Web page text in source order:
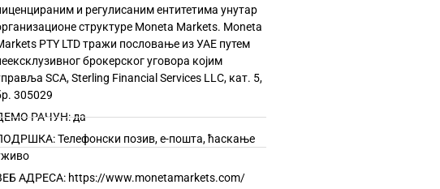
и регулисаним ентитетима унутар
структуре Moneta Markets. Moneta
PTY LTD тражи пословање из УАЕ путем
брокерског уговора којим
SCA, Sterling Financial Services LLC, кат. 5,
305029
РАЧУН: да
Телефонски позив, е-пошта, ћаскање
АДРЕСА: https://www.monetamarkets.com/